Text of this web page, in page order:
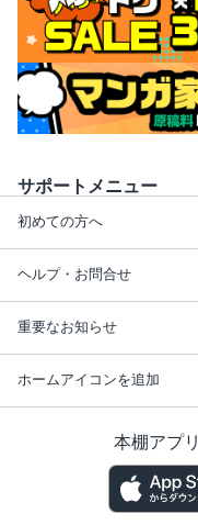
サポートメニュー
初めての方へ
ヘルプ・お問合せ
重要なお知らせ
ホームアイコンを追加
本棚アプ